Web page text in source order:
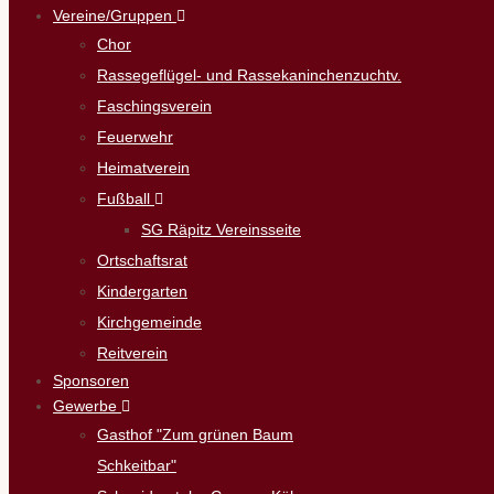
Vereine/Gruppen
Chor
Rassegeflügel- und Rassekaninchenzuchtv.
Faschingsverein
Feuerwehr
Heimatverein
Fußball
SG Räpitz Vereinsseite
Ortschaftsrat
Kindergarten
Kirchgemeinde
Reitverein
Sponsoren
Gewerbe
Gasthof "Zum grünen Baum
Schkeitbar"